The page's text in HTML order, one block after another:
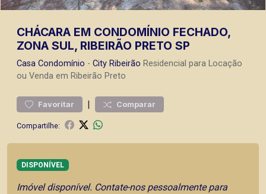
CHÁCARA EM CONDOMÍNIO FECHADO,
ZONA SUL, RIBEIRÃO PRETO SP
Casa Condomínio - City Ribeirão Residencial para Locação
ou Venda em Ribeirão Preto
Favoritar | Comparar
Compartilhe:
DISPONÍVEL
Imóvel disponível. Contate-nos pessoalmente para